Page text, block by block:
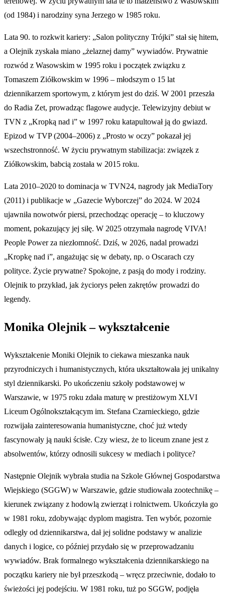
(od 1984) i narodziny syna Jerzego w 1985 roku.
Lata 90. to rozkwit kariery: „Salon polityczny Trójki” stał się hitem,
a Olejnik zyskała miano „żelaznej damy” wywiadów. Prywatnie
rozwód z Wasowskim w 1995 roku i początek związku z
Tomaszem Ziółkowskim w 1996 – młodszym o 15 lat
dziennikarzem sportowym, z którym jest do dziś. W 2001 przeszła
do Radia Zet, prowadząc flagowe audycje. Telewizyjny debiut w
TVN z „Kropką nad i” w 1997 roku katapultował ją do gwiazd.
Epizod w TVP (2004–2006) z „Prosto w oczy” pokazał jej
wszechstronność. W życiu prywatnym stabilizacja: związek z
Ziółkowskim, babcią została w 2015 roku.
Lata 2010–2020 to dominacja w TVN24, nagrody jak MediaTory
(2011) i publikacje w „Gazecie Wyborczej” do 2024. W 2024
ujawniła nowotwór piersi, przechodząc operację – to kluczowy
moment, pokazujący jej siłę. W 2025 otrzymała nagrodę VIVA!
People Power za niezłomność. Dziś, w 2026, nadal prowadzi
„Kropkę nad i”, angażując się w debaty, np. o Oscarach czy
polityce. Życie prywatne? Spokojne, z pasją do mody i rodziny.
Olejnik to przykład, jak życiorys pełen zakrętów prowadzi do
legendy.
Monika Olejnik – wykształcenie
Wykształcenie Moniki Olejnik to ciekawa mieszanka nauk
przyrodniczych i humanistycznych, która ukształtowała jej unikalny
styl dziennikarski. Po ukończeniu szkoły podstawowej w
Warszawie, w 1975 roku zdała maturę w prestiżowym XLVI
Liceum Ogólnokształcącym im. Stefana Czarnieckiego, gdzie
rozwijała zainteresowania humanistyczne, choć już wtedy
fascynowały ją nauki ścisłe. Czy wiesz, że to liceum znane jest z
absolwentów, którzy odnosili sukcesy w mediach i polityce?
Następnie Olejnik wybrała studia na Szkole Głównej Gospodarstwa
Wiejskiego (SGGW) w Warszawie, gdzie studiowała zootechnikę –
kierunek związany z hodowlą zwierząt i rolnictwem. Ukończyła go
w 1981 roku, zdobywając dyplom magistra. Ten wybór, pozornie
odległy od dziennikarstwa, dał jej solidne podstawy w analizie
danych i logice, co później przydało się w przeprowadzaniu
wywiadów. Brak formalnego wykształcenia dziennikarskiego na
początku kariery nie był przeszkodą – wręcz przeciwnie, dodało to
świeżości jej podejściu. W 1981 roku, tuż po SGGW, podjęła